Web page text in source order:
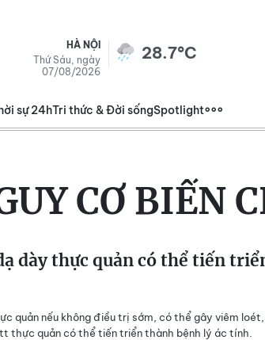
HÀ NỘI
Thứ Sáu, ngày
07/08/2026
28.7°C
sự 24hTri thức & Đời sốngSpotlight
CƠ BIẾN
dày thực quản có thể tiến
quản nếu không điều trị sớm, có thể gây viêm
thực quản có thể tiến triển thành bệnh lý ác tính.